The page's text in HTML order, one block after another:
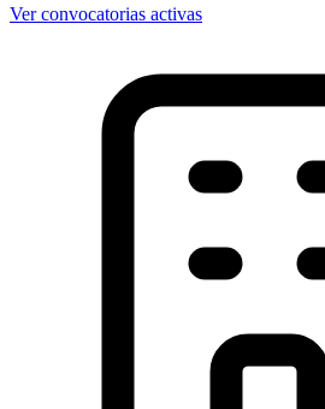
Ver convocatorias activas